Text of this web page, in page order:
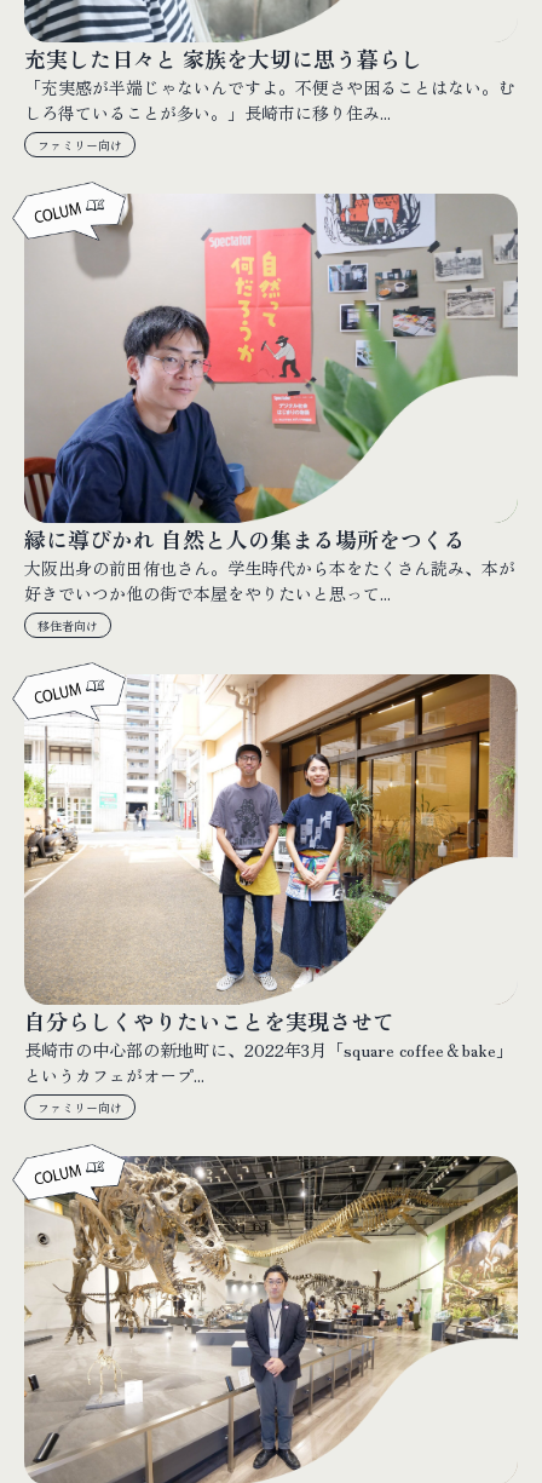
充実した日々と 家族を大切に思う暮らし
「充実感が半端じゃないんですよ。不便さや困ることはない。む
しろ得ていることが多い。」長崎市に移り住み...
ファミリー向け
縁に導びかれ 自然と人の集まる場所をつくる
大阪出身の前田侑也さん。学生時代から本をたくさん読み、本が
好きでいつか他の街で本屋をやりたいと思って...
移住者向け
自分らしくやりたいことを実現させて
長崎市の中心部の新地町に、2022年3月「square coffee＆bake」
というカフェがオープ...
ファミリー向け